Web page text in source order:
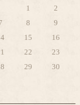
1
2
8
9
15
16
22
23
29
30